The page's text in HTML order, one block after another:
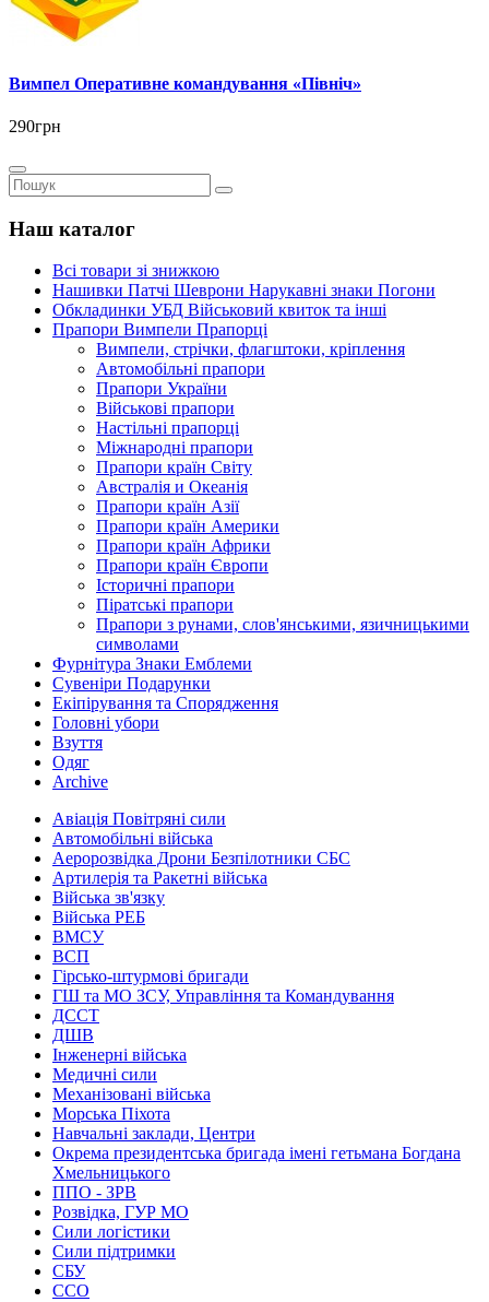
Вимпел Оперативне командування «Північ»
290грн
Наш каталог
Всі товари зі знижкою
Нашивки Патчі Шеврони Нарукавні знаки Погони
Обкладинки УБД Військовий квиток та інші
Прапори Вимпели Прапорці
Вимпели, стрічки, флагштоки, кріплення
Автомобільні прапори
Прапори України
Військові прапори
Настільні прапорці
Міжнародні прапори
Прапори країн Світу
Австралія и Океанія
Прапори країн Азії
Прапори країн Америки
Прапори країн Африки
Прапори країн Європи
Історичні прапори
Піратські прапори
Прапори з рунами, слов'янськими, язичницькими
символами
Фурнітура Знаки Емблеми
Сувеніри Подарунки
Екіпірування та Спорядження
Головні убори
Взуття
Одяг
Archive
Авіація Повітряні сили
Автомобільні війська
Аеророзвідка Дрони Безпілотники СБС
Артилерія та Ракетні війська
Війська зв'язку
Війська РЕБ
ВМСУ
ВСП
Гірсько-штурмові бригади
ГШ та МО ЗСУ, Управління та Командування
ДССТ
ДШВ
Інженерні війська
Медичні сили
Механізовані війська
Морська Піхота
Навчальні заклади, Центри
Окрема президентська бригада імені гетьмана Богдана
Хмельницького
ППО - ЗРВ
Розвідка, ГУР МО
Сили логістики
Сили підтримки
СБУ
ССО